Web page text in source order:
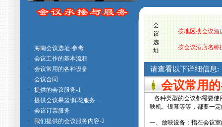
会
议
选
址
按地区搜会议酒
按会议酒店名称
请查看以下详细信息:
会议常用
各种类型的会议都需要使
映机、银幕等等，都要一
一、放映设备：指在会议
·
海南会议选址-参考
·
会议工作的基本流程
·
会议常用的各种设备
·
会议合同
·
提供的会议服务-1
·
提供会议果篮\鲜花服务....
·
会议订票服务
·
我们提供的会议服务内容-2